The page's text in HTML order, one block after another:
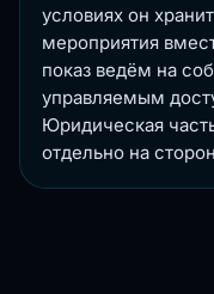
условиях он
мероприятия
показ ведём на
управляемым
Юридическая
отдельно на